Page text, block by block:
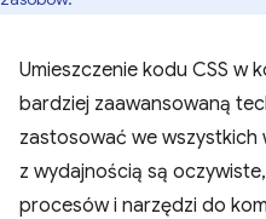
Umieszczenie kodu CSS w
bardziej zaawansowaną
zastosować we wszystkich
z wydajnością są
procesów i narzędzi do